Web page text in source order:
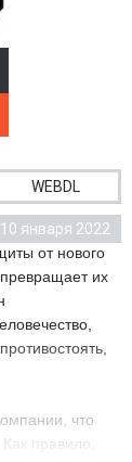
WEBDL
10 января 2022
от нового
их
что
правило,